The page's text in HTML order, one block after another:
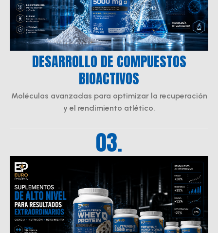
DESARROLLO DE COMPUESTOS
BIOACTIVOS
Moléculas avanzadas para optimizar la recuperación
y el rendimiento atlético.
03.